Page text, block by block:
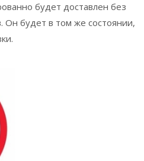
будет доставлен без
Он будет в том же состоянии,